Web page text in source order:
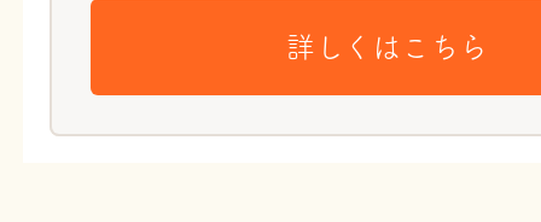
詳しくはこちら